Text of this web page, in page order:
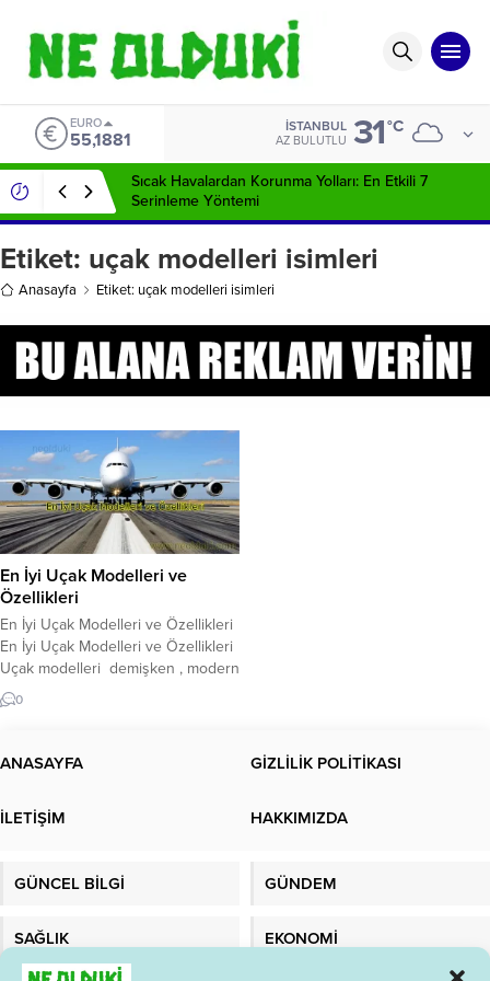
EURO
55,1881
İSTANBUL
AZ BULUTLU 31°C
Sıcak Havalardan Korunma Yolları: En Etkili 7
Serinleme Yöntemi
Etiket: uçak modelleri isimleri
Anasayfa Etiket: uçak modelleri isimleri
En İyi Uçak Modelleri ve
Özellikleri
En İyi Uçak Modelleri ve Özellikleri
En İyi Uçak Modelleri ve Özellikleri
Uçak modelleri demişken , modern
dünyanın en hızlı ve en güvenli
ulaşım araçlarından biridir. Yıllar
pek çok farklı uçak modeli ortaya
gerekenler: 1....
0
ANASAYFA GİZLİLİK POLİTİKASI
İLETİŞİM HAKKIMIZDA
GÜNCEL BİLGİ GÜNDEM
SAĞLIK EKONOMİ